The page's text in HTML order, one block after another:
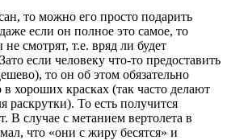
то можно его просто подарить
если он полное это самое, то
смотрят, т.е. вряд ли будет
если человеку что-то предоставить
то он об этом обязательно
в хороших красках (так часто делают
раскрутки). То есть получится
В случае с метанием вертолета в
что «они с жиру бесятся» и